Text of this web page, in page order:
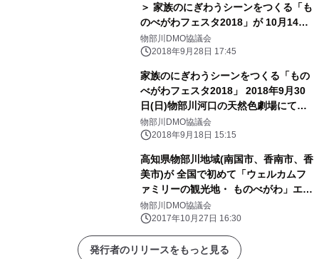
＞ 家族のにぎわうシーンをつくる「も
のべがわフェスタ2018」が 10月14日
に延期開催決定！
物部川DMO協議会
2018年9月28日 17:45
家族のにぎわうシーンをつくる「もの
べがわフェスタ2018」 2018年9月30
日(日)物部川河口の天然色劇場にて開
催
物部川DMO協議会
2018年9月18日 15:15
高知県物部川地域(南国市、香南市、香
美市)が 全国で初めて「ウェルカムフ
ァミリーの観光地・ ものべがわ」エリ
アに認定！
物部川DMO協議会
2017年10月27日 16:30
発行者のリリースをもっと見る